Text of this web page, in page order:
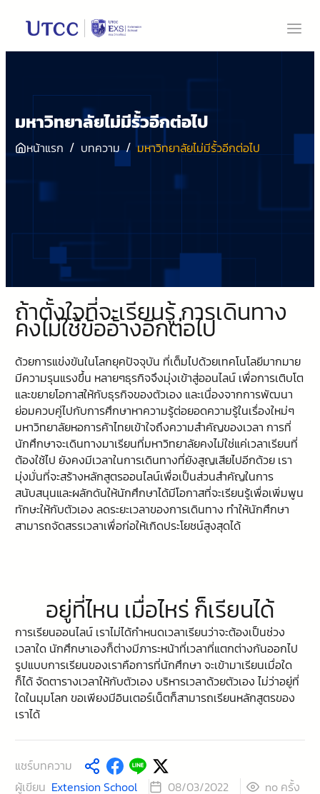
มหาวิทยาลัยไม่มีรั้วอีกต่อไป
หน้าแรก / บทความ / มหาวิทยาลัยไม่มีรั้วอีกต่อไป
ถ้าตั้งใจที่จะเรียนรู้ การเดินทาง
คงไม่ใช้ข้ออ้างอีกต่อไป
ด้วยการแข่งขันในโลกยุคปัจจุบัน ที่เต็มไปด้วยเทคโนโลยีมากมาย
มีความรุนแรงขึ้น หลายๆธุรกิจจึงมุ่งเข้าสู่ออนไลน์ เพื่อการเติบโต
และขยายโอกาสให้กับธุรกิจของตัวเอง และเนื่องจากการพัฒนา
ย่อมควบคู่ไปกับการศึกษาหาความรู้ต่อยอดความรู้ในเรื่องใหม่ๆ
มหาวิทยาลัยหอการค้าไทยเข้าใจถึงความสำคัญของเวลา การที่
นักศึกษาจะเดินทางมาเรียนที่มหาวิทยาลัยคงไม่ใช่แค่เวลาเรียนที่
ต้องใช้ไป ยังคงมีเวลาในการเดินทางที่ยังสูญเสียไปอีกด้วย เรา
มุ่งมั่นที่จะสร้างหลักสูตรออนไลน์เพื่อเป็นส่วนสำคัญในการ
สนับสนุนและผลักดันให้นักศึกษาได้มีโอกาสที่จะเรียนรู้เพื่อเพิ่มพูน
ทักษะให้กับตัวเอง ลดระยะเวลาของการเดินทาง ทำให้นักศึกษา
สามารถจัดสรรเวลาเพื่อก่อให้เกิดประโยชน์สูงสุดได้
อยู่ที่ไหน เมื่อไหร่ ก็เรียนได้
การเรียนออนไลน์ เราไม่ได้กำหนดเวลาเรียนว่าจะต้องเป็นช่วง
เวลาใด นักศึกษาเองก็ต่างมีภาระหน้าที่เวลาที่แตกต่างกันออกไป
รูปแบบการเรียนของเราคือการที่นักศึกษา จะเข้ามาเรียนเมื่อใด
ก็ได้ จัดตารางเวลาให้กับตัวเอง บริหารเวลาด้วยตัวเอง ไม่ว่าอยู่ที่
ใดในมุมโลก ขอเพียงมีอินเตอร์เน็ตก็สามารถเรียนหลักสูตรของ
เราได้
แชร์บทความ
ผู้เขียน Extension School 08/03/2022 no ครั้ง